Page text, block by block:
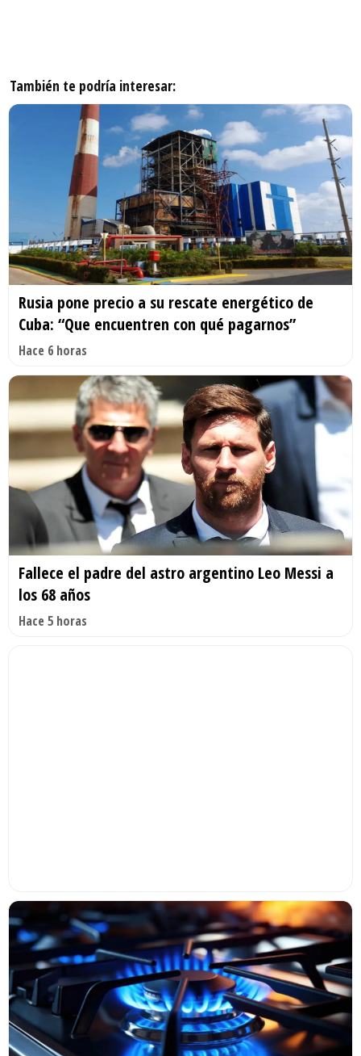
También te podría interesar:
Rusia pone precio a su rescate energético de
Cuba: “Que encuentren con qué pagarnos”
Hace 6 horas
Fallece el padre del astro argentino Leo Messi a
los 68 años
Hace 5 horas